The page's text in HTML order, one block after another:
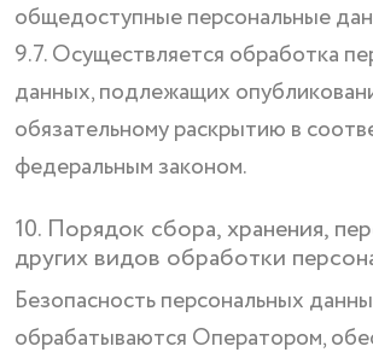
общедоступные персональные
9.7. Осуществляется обработка
данных, подлежащих
обязательному раскрытию в
федеральным законом.
10. Порядок сбора, хранения,
других видов обработки
Безопасность персональных
обрабатываются Оператором,